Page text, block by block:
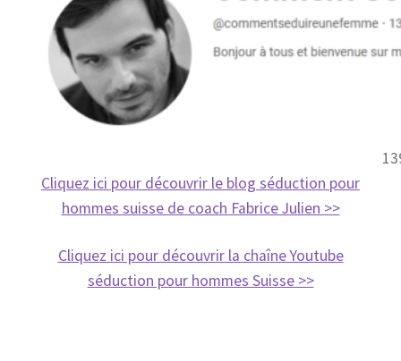
Cliquez ici pour découvrir le blog séduction pour
hommes suisse de coach Fabrice Julien >>
Cliquez ici pour découvrir la chaîne Youtube
séduction pour hommes Suisse >>